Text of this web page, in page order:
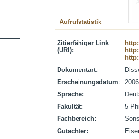
Aufrufstatistik
Zitierfähiger Link
(URI):
Dokumentart:
Erscheinungsdatum:
2006
Sprache:
Fakultät:
5
Fachbereich:
Gutachter: